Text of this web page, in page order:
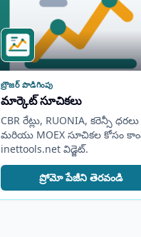
బ్రౌజర్ పొడిగింపు
మార్కెట్ సూచికలు
CBR రేట్లు, RUONIA, కరెన్సీ ధరలు
మరియు MOEX సూచికల కోసం
inettools.net విడ్జెట్.
ప్రోమో పేజీని తెరవండి